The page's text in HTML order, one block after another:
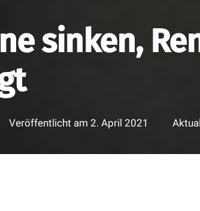
sinken,
Veröffentlicht am 2. April 2021